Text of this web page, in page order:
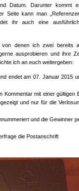
Datum. Darunter kommt
Seite kann man
ihr auch eine
von denen ich zwei bereits
ausprobieren und ihre
ich an euch weitergeben:
endet am 07. Januar 2015
Kommentar mit einer gültigen
und nur für die
und die Gewinner
die Postanschrift